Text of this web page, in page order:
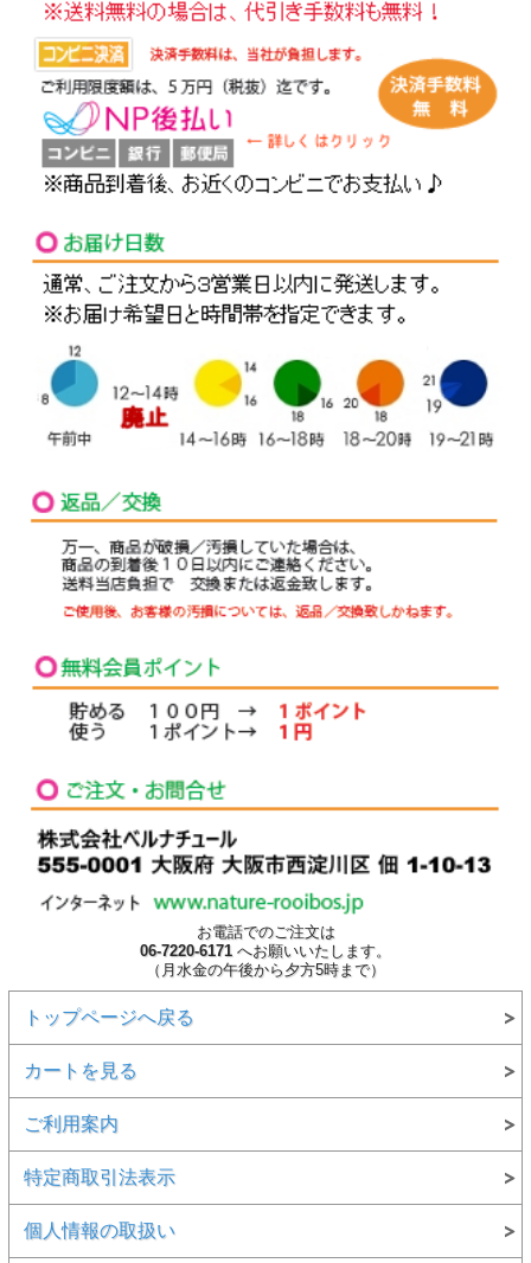
お電話でのご注文は
06-7220-6171 へお願いいたします。
（月水金の午後から夕方5時まで）
トップページへ戻る
カートを見る
ご利用案内
特定商取引法表示
個人情報の取扱い